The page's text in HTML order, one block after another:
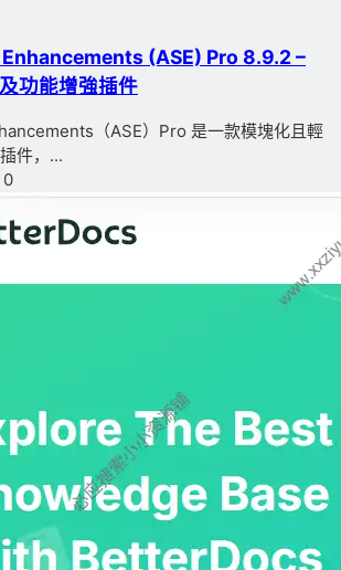
(ASE) Pro 8.9.2 –
功能增強插件
（ASE）Pro 是一款模塊化且輕
件，...
0